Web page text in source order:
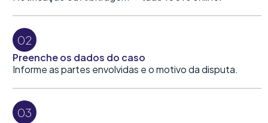
02
Preenche os dados do caso
Informe as partes envolvidas e o motivo da disputa.
03